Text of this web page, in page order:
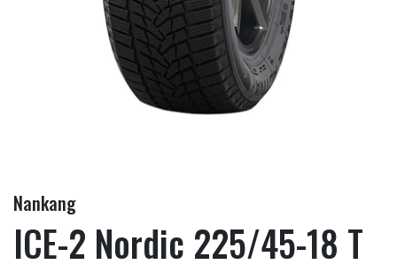
Nankang
ICE-2 Nordic 225/45-18 T